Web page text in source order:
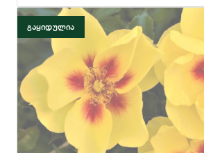
ᲒᲐᲧᲘᲓᲣᲚᲘᲐ